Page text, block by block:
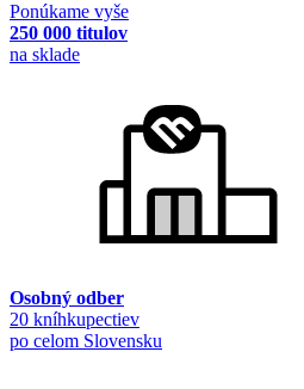
Ponúkame vyše
250 000 titulov
na sklade
Osobný odber
20 kníhkupectiev
po celom Slovensku